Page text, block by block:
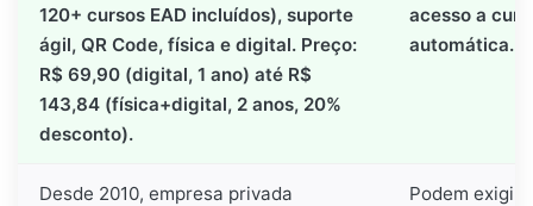
120+ cursos EAD incluídos), suporte
ágil, QR Code, física e digital. Preço:
R$ 69,90 (digital, 1 ano) até R$
143,84 (física+digital, 2 anos, 20%
desconto).
acesso a
automática.
Desde 2010, empresa privada
Podem exigir